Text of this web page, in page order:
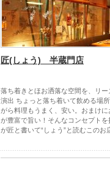
匠(しょう) 半蔵門店
落ち着きとほお洒落な空間を、リー
演出 ちょっと落ち着いて飲める場
がら料理もうまく、安い。おまけに
が豊富で旨い！そんなコンセプトを
が匠と書いて“しょう”と読むこのお